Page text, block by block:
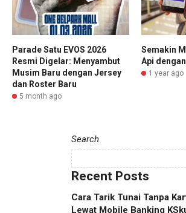
Parade Satu EVOS 2026
Resmi Digelar: Menyambut
Musim Baru dengan Jersey
dan Roster Baru
5 month ago
Semakin
Api
1 year ago
Search
Recent Posts
Cara Tarik Tunai Tanpa
Lewat Mobile Banking